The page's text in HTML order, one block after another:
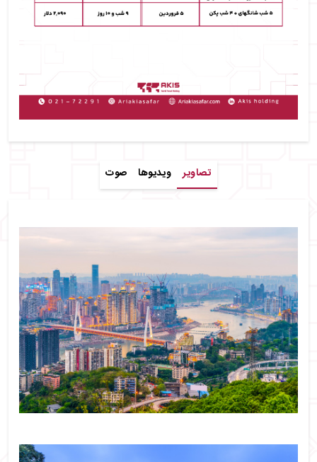
تصاویر ویدیوها صوت